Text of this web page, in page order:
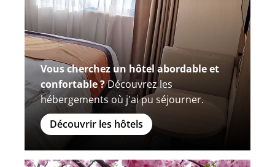
Vous cherchez un hôtel abordable et
confortable ?Découvrez les
hébergements où j'ai pu séjourner.
Découvrir les hôtels